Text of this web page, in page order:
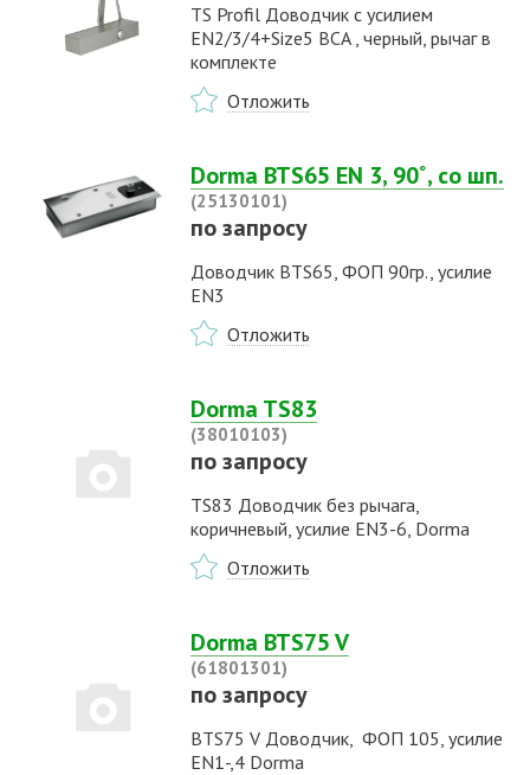
TS Profil Доводчик с усилием
EN2/3/4+Size5 BCA , черный, рычаг в
комплекте
Отложить
Dorma BTS65 EN 3, 90˚, со шп.
(25130101)
по запросу
Доводчик BTS65, ФОП 90гр., усилие
EN3
Отложить
Dorma TS83
(38010103)
по запросу
TS83 Доводчик без рычага,
коричневый, усилие EN3-6, Dorma
Отложить
Dorma BTS75 V
(61801301)
по запросу
BTS75 V Доводчик, ФОП 105, усилие
EN1-,4 Dorma